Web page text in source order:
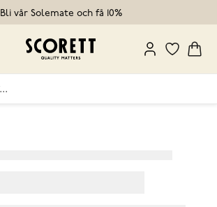
Bli vår Solemate och få 10%